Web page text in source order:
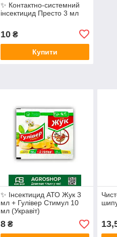
✨ Контактно-системний
інсектицид Престо 3 мл
10₴
Купити
✨ Інсектицид АТО Жук 3
мл + Гулівер Стимул 10
мл (Укравіт)
8₴